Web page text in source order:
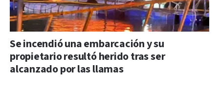
Se incendió una embarcación y su
propietario resultó herido tras ser
alcanzado por las llamas